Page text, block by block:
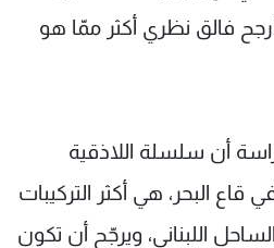
فالق نظري أكثر ممّا هو
أن سلسلة اللاذقية
في قاع البحر، هي أكثر التركيبات
اللبناني، ويرجّح أن تكون